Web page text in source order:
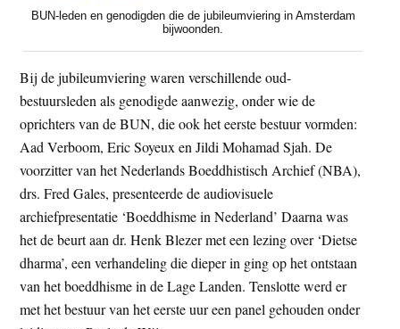
BUN-leden en genodigden die de jubileumviering in Amsterdam
bijwoonden.
Bij de jubileumviering waren verschillende oud-
bestuursleden als genodigde aanwezig, onder wie de
oprichters van de BUN, die ook het eerste bestuur vormden:
Aad Verboom, Eric Soyeux en Jildi Mohamad Sjah. De
voorzitter van het Nederlands Boeddhistisch Archief (NBA),
drs. Fred Gales, presenteerde de audiovisuele
archiefpresentatie ‘Boeddhisme in Nederland’ Daarna was
het de beurt aan dr. Henk Blezer met een lezing over ‘Dietse
dharma’, een verhandeling die dieper in ging op het ontstaan
van het boeddhisme in de Lage Landen. Tenslotte werd er
met het bestuur van het eerste uur een panel gehouden onder